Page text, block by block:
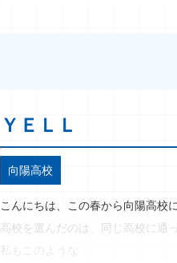
ＹＥＬＬ
向陽高校
こんにちは、この春から向陽高校
高校を選んだのは、同じ高校に通
私もこのような